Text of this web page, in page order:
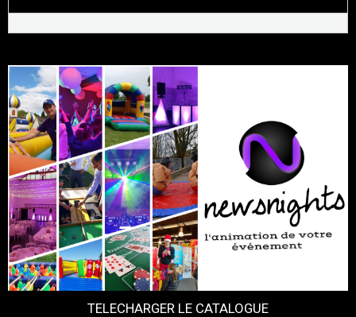
TELECHARGER LE CATALOGUE